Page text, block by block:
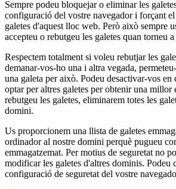
Sempre podeu bloquejar o eliminar les
configuració del vostre navegador i forçant
galetes d'aquest lloc web. Però això sempre
accepteu o rebutgeu les galetes quan torneu
Respectem totalment si voleu rebutjar les
demanar-vos-ho una i altra vegada,
una galeta per això. Podeu desactivar-vos
optar per altres galetes per obtenir una millor
rebutgeu les galetes, eliminarem totes les
domini.
Us proporcionem una llista de galetes
ordinador al nostre domini perquè pugueu
emmagatzemat. Per motius de seguretat no
modificar les galetes d'altres dominis. Podeu
configuració de seguretat del vostre